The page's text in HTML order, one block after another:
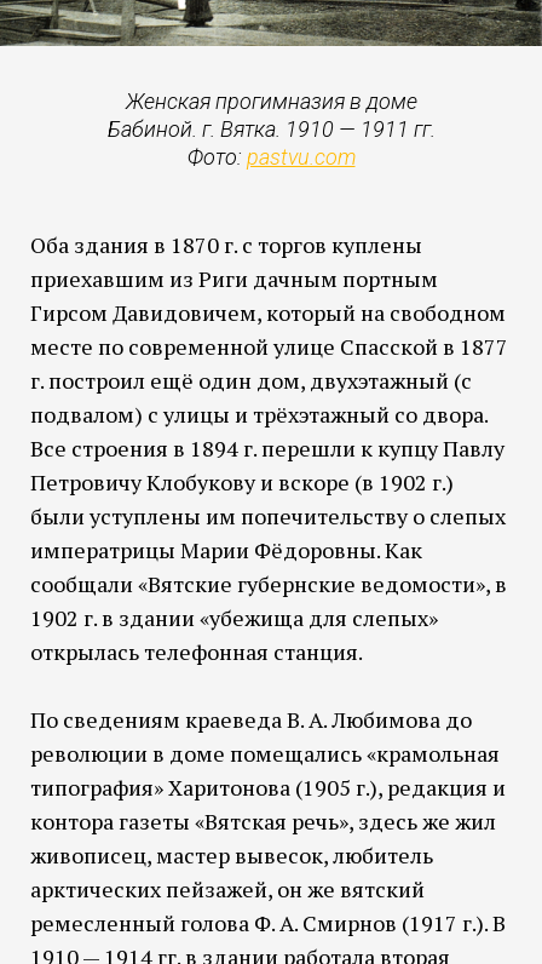
Женская прогимназия в доме
Бабиной. г. Вятка. 1910 — 1911 гг.
Фото: pastvu.com
Оба здания в 1870 г. с торгов куплены
приехавшим из Риги дачным портным
Гирсом Давидовичем, который на свободном
месте по современной улице Спасской в 1877
г. построил ещё один дом, двухэтажный (с
подвалом) с улицы и трёхэтажный со двора.
Все строения в 1894 г. перешли к купцу Павлу
Петровичу Клобукову и вскоре (в 1902 г.)
были уступлены им попечительству о слепых
императрицы Марии Фёдоровны. Как
сообщали «Вятские губернские ведомости», в
1902 г. в здании «убежища для слепых»
открылась телефонная станция.
По сведениям краеведа В. А. Любимова до
революции в доме помещались «крамольная
типография» Харитонова (1905 г.), редакция и
контора газеты «Вятская речь», здесь же жил
живописец, мастер вывесок, любитель
арктических пейзажей, он же вятский
ремесленный голова Ф. А. Смирнов (1917 г.). В
1910 — 1914 гг. в здании работала вторая